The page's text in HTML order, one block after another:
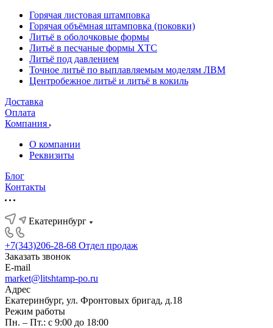
Горячая листовая штамповка
Горячая объёмная штамповка (поковки)
Литьё в оболочковые формы
Литьё в песчаные формы ХТС
Литьё под давлением
Точное литьё по выплавляемым моделям ЛВМ
Центробежное литьё и литьё в кокиль
Доставка
Оплата
Компания
О компании
Реквизиты
Блог
Контакты
Екатеринбург
+7(343)206-28-68 Отдел продаж
Заказать звонок
E-mail
market@litshtamp-po.ru
Адрес
Екатеринбург, ул. Фронтовых бригад, д.18
Режим работы
Пн. – Пт.: с 9:00 до 18:00